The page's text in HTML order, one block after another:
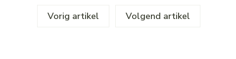
Vorig artikel Volgend artikel